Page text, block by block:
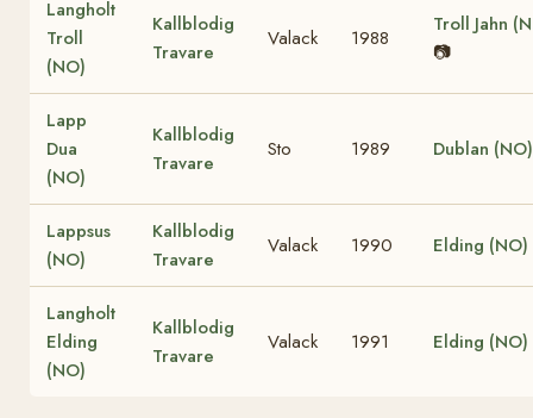
Langholt
Troll
(NO)
Kallblodig
Travare
Valack 1988
Troll Jahn
📷
Lapp
Dua
(NO)
Kallblodig
Travare
Sto 1989 Dublan (NO)
Lappsus
(NO)
Kallblodig
Travare
Valack 1990 Elding (NO)
Langholt
Elding
(NO)
Kallblodig
Travare
Valack 1991 Elding (NO)